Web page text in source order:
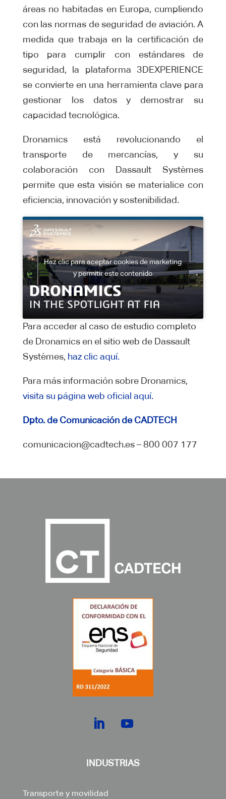
áreas no habitadas en Europa, cumpliendo
con las normas de seguridad de aviación. A
medida que trabaja en la certificación de
tipo para cumplir con estándares de
seguridad, la plataforma 3DEXPERIENCE
se convierte en una herramienta clave para
gestionar los datos y demostrar su
capacidad tecnológica.
Dronamics está revolucionando el
transporte de mercancías, y su
colaboración con Dassault Systèmes
permite que esta visión se materialice con
eficiencia, innovación y sostenibilidad.
Haz clic para aceptar cookies de marketing
y permitir este contenido
Para acceder al caso de estudio completo
de Dronamics en el sitio web de Dassault
Systèmes, haz clic aquí.
Para más información sobre Dronamics,
visita su página web oficial aquí.
Dpto. de Comunicación de CADTECH
comunicacion@cadtech.es – 800 007 177
INDUSTRIAS
Transporte y movilidad